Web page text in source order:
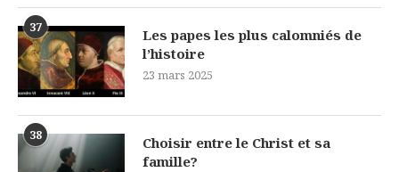
37
Les papes les plus calomniés de
l’histoire
23 mars 2025
38
Choisir entre le Christ et sa
famille?